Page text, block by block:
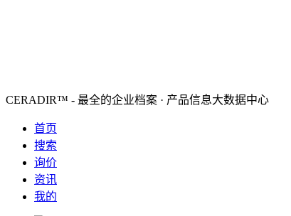
CERADIR™ - 最全的企业档案 · 产品信息大数据中心
首页
搜索
询价
资讯
我的